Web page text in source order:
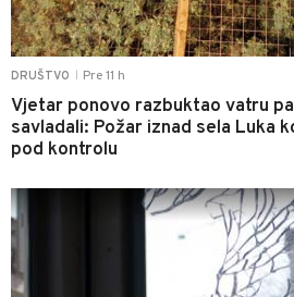
DRUŠTVO Pre 11 h
Vjetar ponovo razbuktao vatru
savladali: Požar iznad sela Luka
pod kontrolu